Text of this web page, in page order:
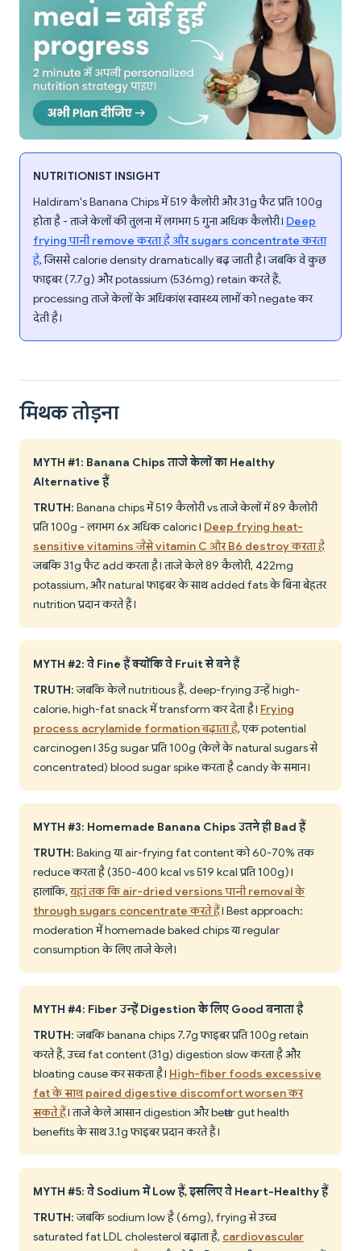
NUTRITIONIST INSIGHT
Haldiram's Banana Chips में 519 कैलोरी और 31g फैट प्रति 100g
होता है - ताजे केलों की तुलना में लगभग 5 गुना अधिक कैलोरी। Deep
frying पानी remove करता है और sugars concentrate करता
है, जिससे calorie density dramatically बढ़ जाती है। जबकि वे कुछ
फाइबर (7.7g) और potassium (536mg) retain करते हैं,
processing ताजे केलों के अधिकांश स्वास्थ्य लाभों को negate कर
देती है।
मिथक तोड़ना
MYTH #1: Banana Chips ताजे केलों का Healthy
Alternative हैं
TRUTH: Banana chips में 519 कैलोरी vs ताजे केलों में 89 कैलोरी
प्रति 100g - लगभग 6x अधिक caloric। Deep frying heat-
sensitive vitamins जैसे vitamin C और B6 destroy करता है
जबकि 31g फैट add करता है। ताजे केले 89 कैलोरी, 422mg
potassium, और natural फाइबर के साथ added fats के बिना बेहतर
nutrition प्रदान करते हैं।
MYTH #2: वे Fine हैं क्योंकि वे Fruit से बने हैं
TRUTH: जबकि केले nutritious हैं, deep-frying उन्हें high-
calorie, high-fat snack में transform कर देता है। Frying
process acrylamide formation बढ़ाता है, एक potential
carcinogen। 35g sugar प्रति 100g (केले के natural sugars से
concentrated) blood sugar spike करता है candy के समान।
MYTH #3: Homemade Banana Chips उतने ही Bad हैं
TRUTH: Baking या air-frying fat content को 60-70% तक
reduce करता है (350-400 kcal vs 519 kcal प्रति 100g)।
हालांकि,यहां तक कि air-dried versions पानी removal के
through sugars concentrate करते हैं। Best approach:
moderation में homemade baked chips या regular
consumption के लिए ताजे केले।
MYTH #4: Fiber उन्हें Digestion के लिए Good बनाता है
TRUTH: जबकि banana chips 7.7g फाइबर प्रति 100g retain
करते हैं, उच्च fat content (31g) digestion slow करता है और
bloating cause कर सकता है। High-fiber foods excessive
fat के साथ paired digestive discomfort worsen कर
सकते हैं। ताजे केले आसान digestion और better gut health
benefits के साथ 3.1g फाइबर प्रदान करते हैं।
MYTH #5: वे Sodium में Low हैं, इसलिए वे Heart-Healthy हैं
TRUTH: जबकि sodium low है (6mg), frying से उच्च
saturated fat LDL cholesterol बढ़ाता है, cardiovascular